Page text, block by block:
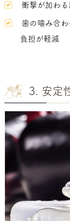
衝撃が加わ
歯の噛み合
負担が軽減
3. 安定